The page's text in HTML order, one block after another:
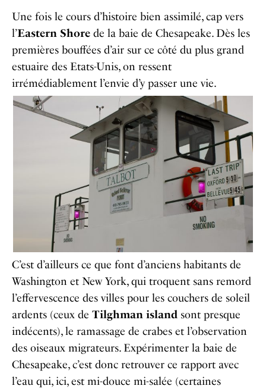
Une fois le cours d’histoire bien assimilé, cap vers
l’Eastern Shore de la baie de Chesapeake. Dès les
premières bouffées d’air sur ce côté du plus grand
estuaire des Etats-Unis, on ressent
irrémédiablement l’envie d’y passer une vie.
C’est d’ailleurs ce que font d’anciens habitants de
Washington et New York, qui troquent sans remord
l’effervescence des villes pour les couchers de soleil
ardents (ceux de Tilghman island sont presque
indécents), le ramassage de crabes et l’observation
des oiseaux migrateurs. Expérimenter la baie de
Chesapeake, c’est donc retrouver ce rapport avec
l’eau qui, ici, est mi-douce mi-salée (certaines